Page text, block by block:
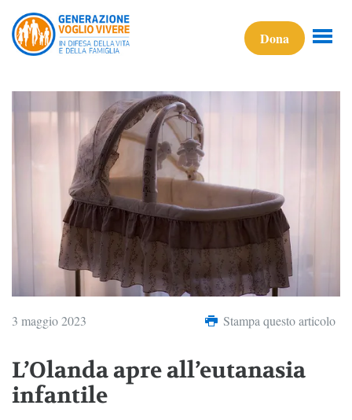
Dona
3 maggio 2023 Stampa questo articolo
L’Olanda apre all’eutanasia
infantile